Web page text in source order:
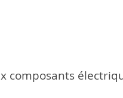
composants